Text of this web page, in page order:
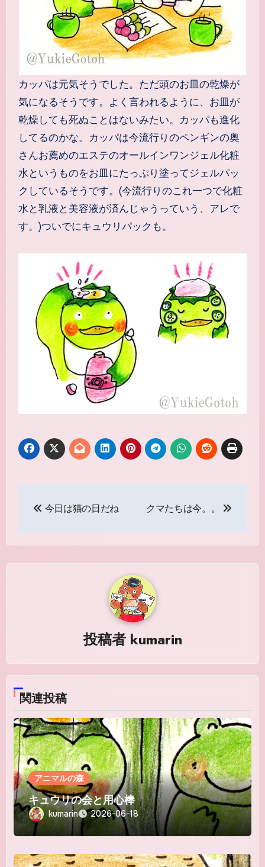
カッパは元気そうでした。ただ頭のお皿の乾燥が
気になるそうです。よく言われるように、お皿が
乾燥しても死ぬことはないみたい。カッパも進化
してるのかな。カッパは今流行りのペンギンの奥
さんお薦めのエステのオールインワンジェル化粧
水というものをお皿にたっぷり塗ってジェルパッ
クしているそうです。(今流行りのこれ一つで化粧
水と乳液と美容液が済んじゃうっていう、アレで
す。)ついでにキュウリパックも。
稿
ナ
ビ
ョ
ン
今日は猫の日だね クマたちは今。。
投稿者 kumarin
関連投稿
アニマルの森
キュウリの会と用心棒
kumarin 2026-06-18